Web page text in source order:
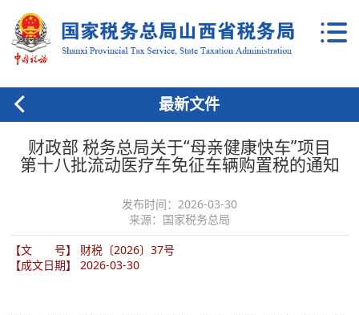
最新文件
财政部 税务总局关于“母亲健康快车”项目
第十八批流动医疗车免征车辆购置税的通知
发布时间：2026-03-30
来源：国家税务总局
【文 号】 财税〔2026〕37号
【成文日期】 2026-03-30